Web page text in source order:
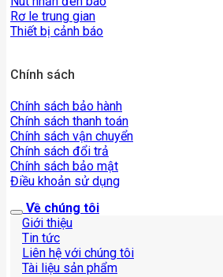
Rơ le trung gian
Thiết bị cảnh báo
Chính sách
Chính sách bảo hành
Chính sách thanh toán
Chính sách vận chuyển
Chính sách đổi trả
Chính sách bảo mật
Điều khoản sử dụng
Về chúng tôi
Giới thiệu
Tin tức
Liên hệ với chúng tôi
Tài liệu sản phẩm